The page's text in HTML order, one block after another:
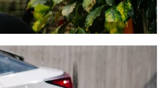
ir kokia proga bebūtų, rasime jums